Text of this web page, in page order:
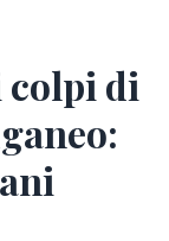
colpi di